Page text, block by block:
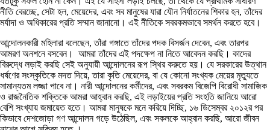
নীতি বেরচ্ছে, সেটা হল, মেয়েদের, এবং সব মানুষের যারা যৌন নির্যাতনের শিকার হন, তাঁদের
মর্যাদা ও অধিকারের প্রতি সম্মান জানানো। এই নীতিকে সবরকমভাবে সমর্থন করতে হবে।
আন্দোলনকারী মহিলারা বলেছেন, তাঁরা গঙ্গাতে তাঁদের পদক বিসর্জন দেবেন, এবং তারপর
আমরণ অনশনে বসবেন। আমরা তাঁদের এই পদক্ষেপ না নিতে আবেদন করছি। কাদের
বিরুদ্ধে লড়াই করছি সেই অনুযায়ী আন্দোলনের রূপ স্থির করুতে হয়। যে সরকারের উত্থান
ধর্ষণের সংস্কৃতিকে মদত দিয়ে, তারা কৃতি মেয়েদের, বা যে কোনো সংখ্যক মেয়ের মৃত্যুতে
সামান্যতম লজ্জা পাবে না। নারী আন্দোলনের কর্মীদের, এবং সবরকম বিজেপি বিরোধী সামাজিক
ও রাজনৈতিক শক্তিকে আমরা আহ্বান করছি, এই লড়াইয়ের প্রতি সংহতি জানিয়ে আরো
বেশি সংখ্যায় জমায়েত হতে। আমরা মানুষকে মনে করিয়ে দিচ্ছি, ১৬ ডিসেম্বর ২০১২র পর
কিভাবে দেশজোড়া গণ আন্দোলন গড়ে উঠেছিল, এবং সকলকে আহ্বান করছি, আরো জীবন